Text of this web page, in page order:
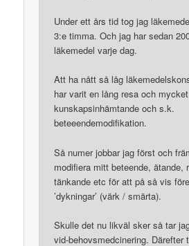
Under ett års tid tog jag
3:e timma. Och jag har sedan
läkemedel varje dag.
Att ha nått så låg
har varit en lång resa och mycket
kunskapsinhämtande och s.k.
beteeendemodifikation.
Så numer jobbar jag först och
modifiera mitt beteende, ätande,
tänkande etc för att på så vis
’dykningar’ (värk / smärta).
Skulle det nu likväl sker så tar
vid-behovsmedcinering. Därefter